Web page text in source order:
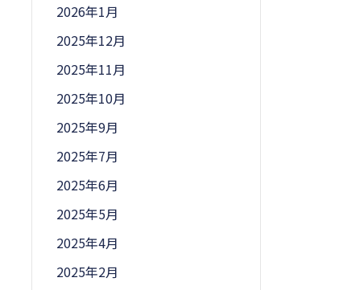
2026年1月
2025年12月
2025年11月
2025年10月
2025年9月
2025年7月
2025年6月
2025年5月
2025年4月
2025年2月